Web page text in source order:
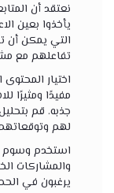
نعتقد أن
يأخذوا بعين
التي يمكن
تفاعلهم مع
اختيار
مفيدًا ومثيرًا
جذبه. قم
لهم
استخدم وسوم
والمشاركات
يرغبون في